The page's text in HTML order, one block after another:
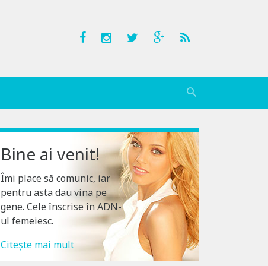
Bine ai venit!
Îmi place să comunic, iar
pentru asta dau vina pe
gene. Cele înscrise în ADN-
ul femeiesc.
Citește mai mult